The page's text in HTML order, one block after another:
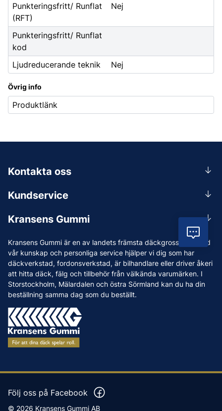
Punkteringsfritt/ Runflat
(RFT)
Nej
Punkteringsfritt/ Runflat
kod
Ljudreducerande teknik
Nej
Övrig info
Produktlänk
Kransens Gummi är en av landets främsta däckgrossister. Med
vår kunskap och personliga service hjälper vi dig som har
däckverkstad, fordonsverkstad, är bilhandlare eller driver åkeri
att hitta däck, fälg och tillbehör från välkända varumärken. I
Storstockholm, Mälardalen och östra Sörmland kan du ha din
beställning samma dag som du beställt.
Kundservice
Leverans
Reklamation & återköp
Betalning & faktura
Köpvillkor
Vanliga frågor och svar
Kransens Gummi
Vi som jobbar på Kransens Gummi
Jobba hos oss
Nyheter
Tips & Råd
Varumärken
Våra Verkstäder
Press
Kontakta oss
0156-409 00
Mån-Tors 07.30-16:30, Fre 07.30-15.00.
Lunchstängt 12:00-12:30
Följ oss på Facebook
© 2026 Kransens Gummi AB